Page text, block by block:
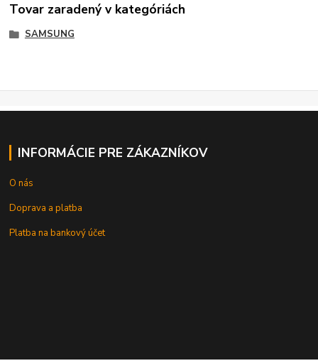
Tovar zaradený v kategóriách
SAMSUNG
INFORMÁCIE PRE ZÁKAZNÍKOV
O nás
Doprava a platba
Platba na bankový účet